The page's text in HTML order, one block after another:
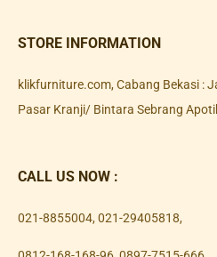
STORE INFORMATION
klikfurniture.com, Cabang Bekasi :
Pasar Kranji/ Bintara Sebrang
CALL US NOW :
021-8855004, 021-29405818,